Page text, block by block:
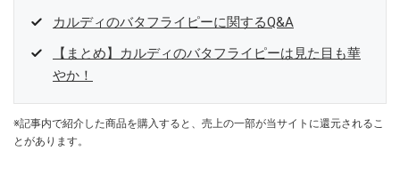
カルディのバタフライピーに関するQ&A
【まとめ】カルディのバタフライピーは見た目も華
やか！
※記事内で紹介した商品を購入すると、売上の一部が当サイトに還元されるこ
とがあります。